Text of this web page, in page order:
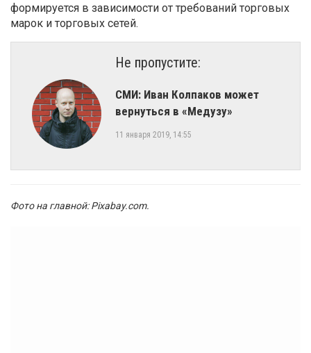
формируется в зависимости от требований торговых
марок и торговых сетей.
Не пропустите:
СМИ: Иван Колпаков может
вернуться в «Медузу»
11 января 2019, 14:55
Фото на главной: Pixabay.com.